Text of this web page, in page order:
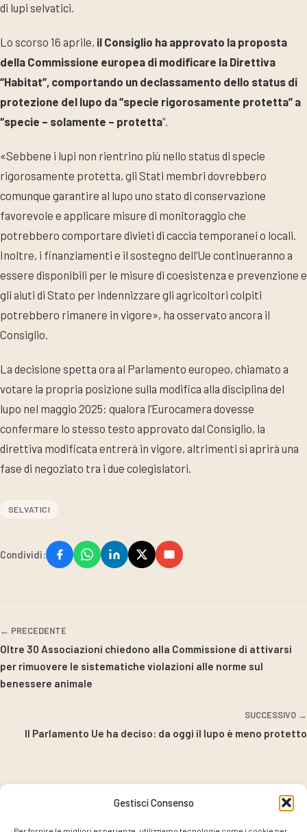
Gestisci Consenso
di lupi selvatici.
Lo scorso 16 aprile, il Consiglio ha approvato la proposta
della Commissione europea di modificare la Direttiva
“Habitat”, comportando un declassamento dello status di
protezione del lupo da “specie rigorosamente protetta” a
“specie – solamente – protetta”.
«Sebbene i lupi non rientrino più nello status di specie
rigorosamente protetta, gli Stati membri dovrebbero
comunque garantire al lupo uno stato di conservazione
favorevole e applicare misure di monitoraggio che
potrebbero comportare divieti di caccia temporanei o locali.
Inoltre, i finanziamenti e il sostegno dell’Ue continueranno a
essere disponibili per le misure di coesistenza e prevenzione e
gli aiuti di Stato per indennizzare gli agricoltori colpiti
potrebbero rimanere in vigore», ha osservato ancora il
Consiglio.
La decisione spetta ora al Parlamento europeo, chiamato a
votare la propria posizione sulla modifica alla disciplina del
lupo nel maggio 2025: qualora l’Eurocamera dovesse
confermare lo stesso testo approvato dal Consiglio, la
direttiva modificata entrerà in vigore, altrimenti si aprirà una
fase di negoziato tra i due colegislatori.
SELVATICI
Condividi:
← PRECEDENTE
Oltre 30 Associazioni chiedono alla Commissione di attivarsi
per rimuovere le sistematiche violazioni alle norme sul
benessere animale
SUCCESSIVO →
Il Parlamento Ue ha deciso: da oggi il lupo è meno protetto
PROGETTO COORDINATO DA